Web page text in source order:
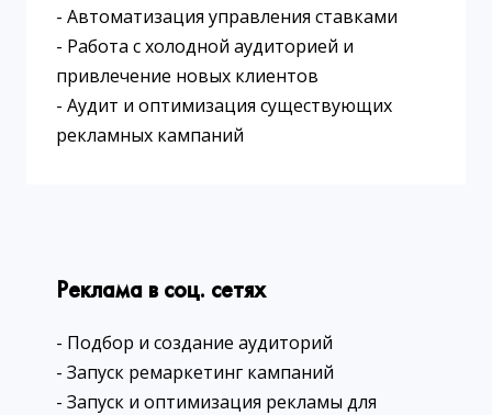
- Автоматизация управления ставками
- Работа с холодной аудиторией и
привлечение новых клиентов
- Аудит и оптимизация существующих
рекламных кампаний
Реклама в соц. сетях
- Подбор и создание аудиторий
- Запуск ремаркетинг кампаний
- Запуск и оптимизация рекламы для